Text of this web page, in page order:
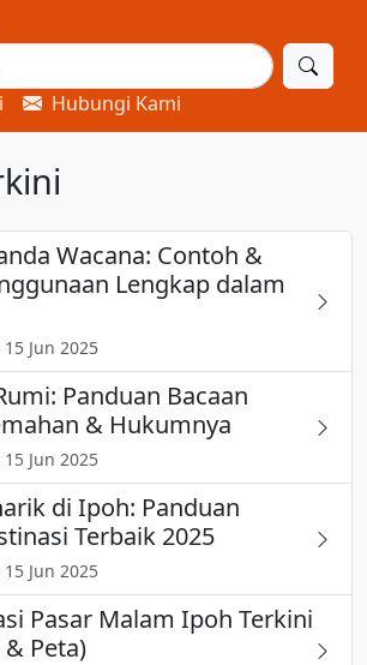
Hubungi Kami
Wacana: Contoh &
Lengkap dalam
Jun 2025
Panduan Bacaan
& Hukumnya
Jun 2025
di Ipoh: Panduan
Terbaik 2025
Jun 2025
Pasar Malam Ipoh Terkini
Peta)